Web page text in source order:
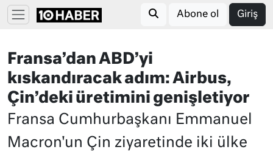
Abone ol Giriş
Fransa’dan ABD’yi
kıskandıracak adım: Airbus,
Çin’deki üretimini genişletiyor
Fransa Cumhurbaşkanı Emmanuel
Macron'un Çin ziyaretinde iki ülke